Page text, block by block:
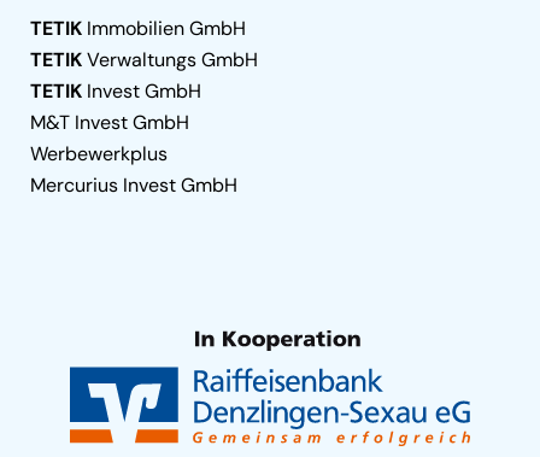
TETIK Immobilien GmbH
TETIKVerwaltungs GmbH
TETIK Invest GmbH
M&T Invest GmbH
Werbewerkplus
Mercurius Invest GmbH